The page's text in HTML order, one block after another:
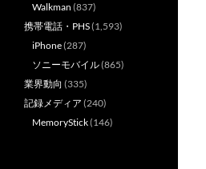
Walkman (837)
携帯電話・PHS(1,593)
iPhone(287)
ソニーモバイル(865)
業界動向 (335)
記録メディア (240)
MemoryStick(146)